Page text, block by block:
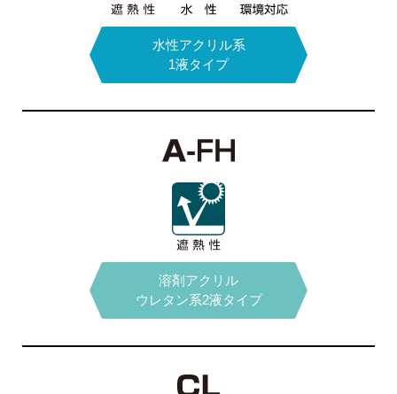
多機能
コーティング塗料
多機能
コーティング塗料
水性アクリル系
1液タイプ
溶剤アクリル
ウレタン系2液タイプ
リン酸フッ化
アンモニウム
界面活性剤